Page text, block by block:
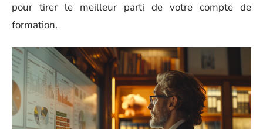
pour tirer le meilleur parti de votre compte de
formation.